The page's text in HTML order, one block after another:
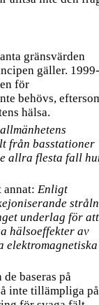
gränsvärden
gäller.
för
behövs,
hälsa.
allmänhetens
från basstationer
allra flesta fall
annat: Enligt
underlag för att
hälsoeffekter av
baseras på
inte tillämpliga på